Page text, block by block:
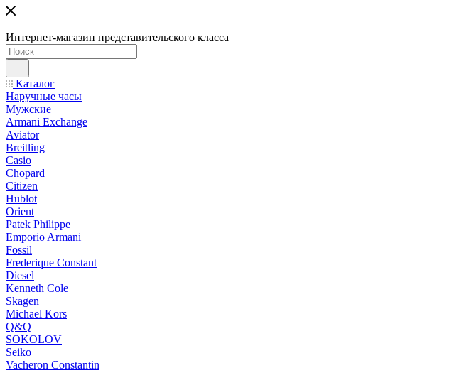
Интернет-магазин представительского класса
Каталог
Наручные часы
Мужские
Armani Exchange
Aviator
Breitling
Casio
Chopard
Citizen
Hublot
Orient
Patek Philippe
Emporio Armani
Fossil
Frederique Constant
Diesel
Kenneth Cole
Skagen
Michael Kors
Q&Q
SOKOLOV
Seiko
Vacheron Constantin